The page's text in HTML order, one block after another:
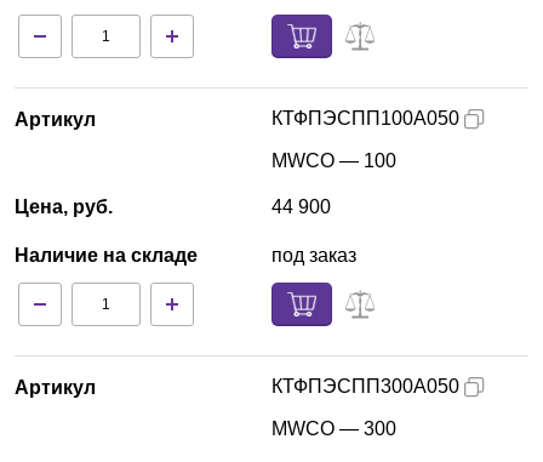
Артикул
Цена, руб.
Наличие на складе
КТФПЭСПП100А050
MWCO — 100
44 900
под заказ
Артикул КТФПЭСПП300А050
MWCO — 300